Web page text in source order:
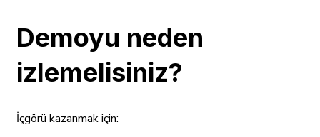
Demoyu neden
izlemelisiniz?
İçgörü kazanmak için: